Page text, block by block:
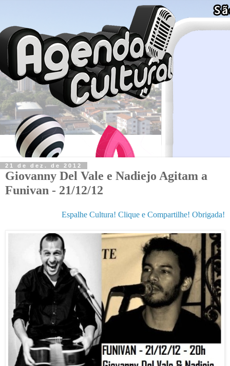
21 de dez. de 2012
Giovanny Del Vale e Nadiejo Agitam a
Funivan - 21/12/12
Espalhe Cultura! Clique e Compartilhe! Obrigada!